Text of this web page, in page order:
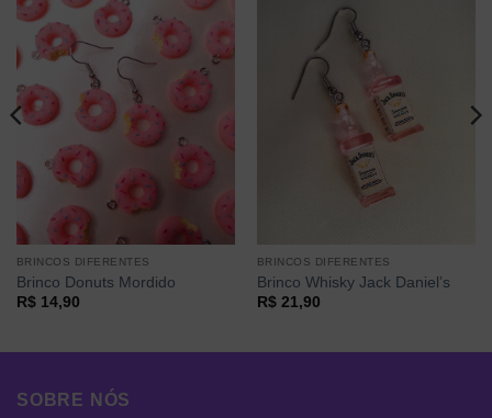
BRINCOS DIFERENTES
Brinco Donuts Mordido
R$14,90
BRINCOS DIFERENTES
Brinco Whisky Jack Daniel’s
R$21,90
SOBRE NÓS